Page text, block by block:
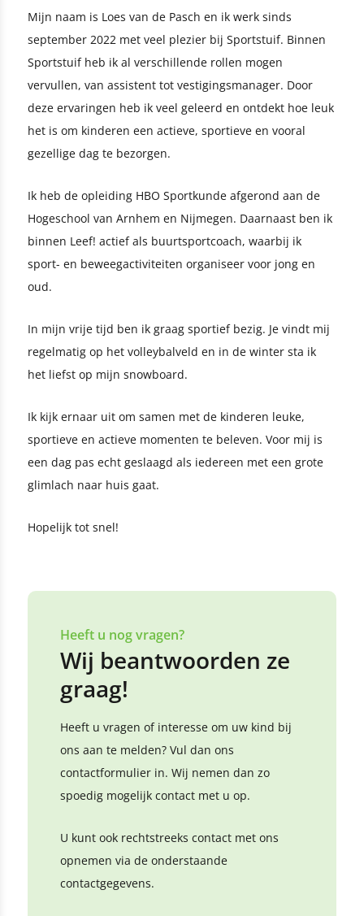
Mijn naam is Loes van de Pasch en ik werk sinds
september 2022 met veel plezier bij Sportstuif. Binnen
Sportstuif heb ik al verschillende rollen mogen
vervullen, van assistent tot vestigingsmanager. Door
deze ervaringen heb ik veel geleerd en ontdekt hoe leuk
het is om kinderen een actieve, sportieve en vooral
gezellige dag te bezorgen.
Ik heb de opleiding HBO Sportkunde afgerond aan de
Hogeschool van Arnhem en Nijmegen. Daarnaast ben ik
binnen Leef! actief als buurtsportcoach, waarbij ik
sport- en beweegactiviteiten organiseer voor jong en
oud.
In mijn vrije tijd ben ik graag sportief bezig. Je vindt mij
regelmatig op het volleybalveld en in de winter sta ik
het liefst op mijn snowboard.
Ik kijk ernaar uit om samen met de kinderen leuke,
sportieve en actieve momenten te beleven. Voor mij is
een dag pas echt geslaagd als iedereen met een grote
glimlach naar huis gaat.
Hopelijk tot snel!
Heeft u nog vragen?
Wij beantwoorden ze
graag!
Heeft u vragen of interesse om uw kind bij
ons aan te melden? Vul dan ons
contactformulier in. Wij nemen dan zo
spoedig mogelijk contact met u op.
U kunt ook rechtstreeks contact met ons
opnemen via de onderstaande
contactgegevens.